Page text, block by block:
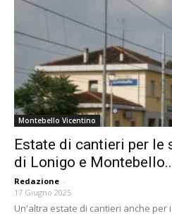
Montebello Vicentino
Estate di cantieri per
di Lonigo e
Redazione -
17 Giugno 2025
Un'altra estate di cantieri anche per